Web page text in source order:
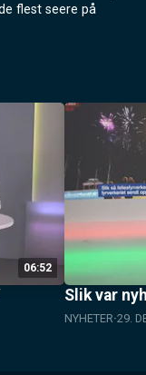
flest seere på
06:52
Slik var
NYHETER 29.